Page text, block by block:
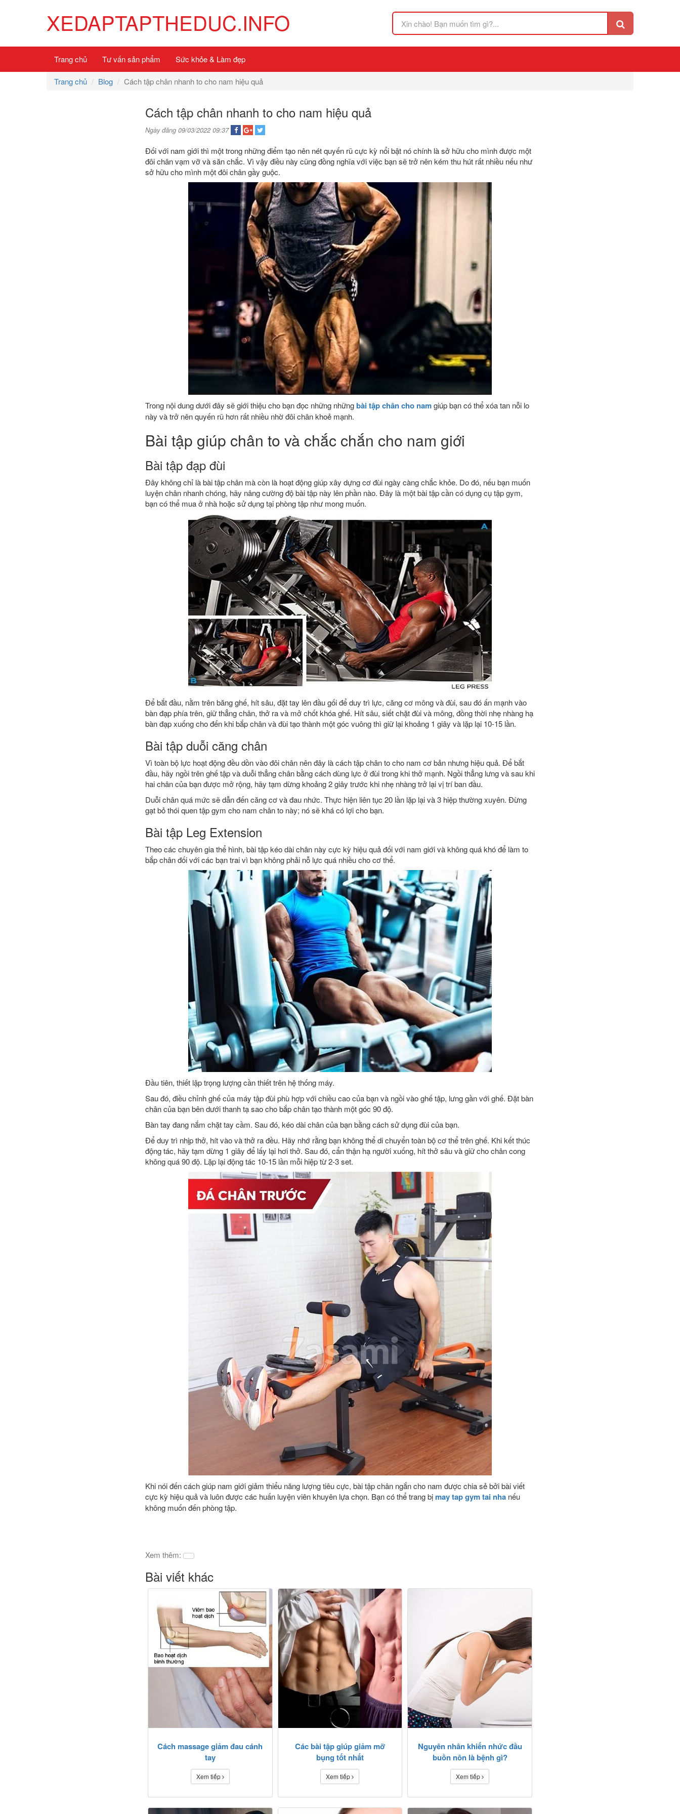
XEDAPTAPTHEDUC.INFO
Trang chủ Tư vấn sản phẩm Sức khỏe & Làm đẹp
Trang chủ Blog Cách tập chân nhanh to cho nam hiệu quả
Cách tập chân nhanh to cho nam hiệu quả
Ngày đăng 09/03/2022 09:37
Đối với nam giới thì một trong những điểm tạo nên nét quyến rũ cực kỳ nổi bật nó chính là sở hữu cho mình được một
đôi chân vạm vỡ và săn chắc. Vì vậy điều này cũng đồng nghĩa với việc bạn sẽ trở nên kém thu hút rất nhiều nếu như
sở hữu cho mình một đôi chân gầy guộc.
Trong nội dung dưới đây sẽ giới thiệu cho bạn đọc những nhữngbài tập chân cho namgiúp bạn có thể xóa tan nỗi lo
này và trở nên quyến rũ hơn rất nhiều nhờ đôi chân khoẻ mạnh.
Bài tập giúp chân to và chắc chắn cho nam giới
Bài tập đạp đùi
Đây không chỉ là bài tập chân mà còn là hoạt động giúp xây dựng cơ đùi ngày càng chắc khỏe. Do đó, nếu bạn muốn
luyện chân nhanh chóng, hãy nâng cường độ bài tập này lên phần nào. Đây là một bài tập cần có dụng cụ tập gym,
bạn có thể mua ở nhà hoặc sử dụng tại phòng tập như mong muốn.
Để bắt đầu, nằm trên băng ghế, hít sâu, đặt tay lên đầu gối để duy trì lực, căng cơ mông và đùi, sau đó ấn mạnh vào
bàn đạp phía trên, giữ thẳng chân, thở ra và mở chốt khóa ghế. Hít sâu, siết chặt đùi và mông, đồng thời nhẹ nhàng hạ
bàn đạp xuống cho đến khi bắp chân và đùi tạo thành một góc vuông thì giữ lại khoảng 1 giây và lặp lại 10-15 lần.
Bài tập duỗi căng chân
Vì toàn bộ lực hoạt động đều dồn vào đôi chân nên đây là cách tập chân to cho nam cơ bản nhưng hiệu quả. Để bắt
đầu, hãy ngồi trên ghế tập và duỗi thẳng chân bằng cách dùng lực ở đùi trong khi thở mạnh. Ngồi thẳng lưng và sau khi
hai chân của bạn được mở rộng, hãy tạm dừng khoảng 2 giây trước khi nhẹ nhàng trở lại vị trí ban đầu.
Duỗi chân quá mức sẽ dẫn đến căng cơ và đau nhức. Thực hiện liên tục 20 lần lặp lại và 3 hiệp thường xuyên. Đừng
gạt bỏ thói quen tập gym cho nam chân to này; nó sẽ khá có lợi cho bạn.
Bài tập Leg Extension
Theo các chuyên gia thể hình, bài tập kéo dài chân này cực kỳ hiệu quả đối với nam giới và không quá khó để làm to
bắp chân đối với các bạn trai vì bạn không phải nỗ lực quá nhiều cho cơ thể.
Đầu tiên, thiết lập trọng lượng cần thiết trên hệ thống máy.
Sau đó, điều chỉnh ghế của máy tập đùi phù hợp với chiều cao của bạn và ngồi vào ghế tập, lưng gần với ghế. Đặt bàn
chân của bạn bên dưới thanh tạ sao cho bắp chân tạo thành một góc 90 độ.
Bàn tay đang nắm chặt tay cầm. Sau đó, kéo dài chân của bạn bằng cách sử dụng đùi của bạn.
Để duy trì nhịp thở, hít vào và thở ra đều. Hãy nhớ rằng bạn không thể di chuyển toàn bộ cơ thể trên ghế. Khi kết thúc
động tác, hãy tạm dừng 1 giây để lấy lại hơi thở. Sau đó, cẩn thận hạ người xuống, hít thở sâu và giữ cho chân cong
không quá 90 độ. Lặp lại động tác 10-15 lần mỗi hiệp từ 2-3 set.
Khi nói đến cách giúp nam giới giảm thiểu năng lượng tiêu cực, bài tập chân ngắn cho nam được chia sẻ bởi bài viết
cực kỳ hiệu quả và luôn được các huấn luyện viên khuyên lựa chọn. Bạn có thể trang bị may tap gym tai nha nếu
không muốn đến phòng tập.
Xem thêm:
Bài viết khác
Cách massage giảm đau cánh
tay
Xem tiếp
Các bài tập giúp giảm mỡ
bụng tốt nhất
Xem tiếp
Nguyên nhân khiến nhức đầu
buồn nôn là bệnh gì?
Xem tiếp